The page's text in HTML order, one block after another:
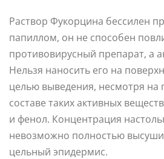
Раствор Фукорцина бессилен
папиллом, он не способен
противовирусный препарат, а
Нельзя наносить его на
целью выведения, несмотря на
составе таких активных
и фенол. Концентрация
невозможно полностью
цельный эпидермис.